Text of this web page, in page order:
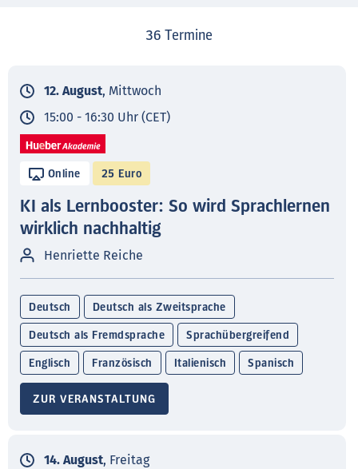
36 Termine
12. August, Mittwoch
15:00 - 16:30 Uhr (CET)
Online 25 Euro
KI als Lernbooster: So wird Sprachlernen
wirklich nachhaltig
Henriette Reiche
Deutsch Deutsch als Zweitsprache
Deutsch als Fremdsprache Sprachübergreifend
Englisch Französisch Italienisch Spanisch
ZUR VERANSTALTUNG
14. August, Freitag